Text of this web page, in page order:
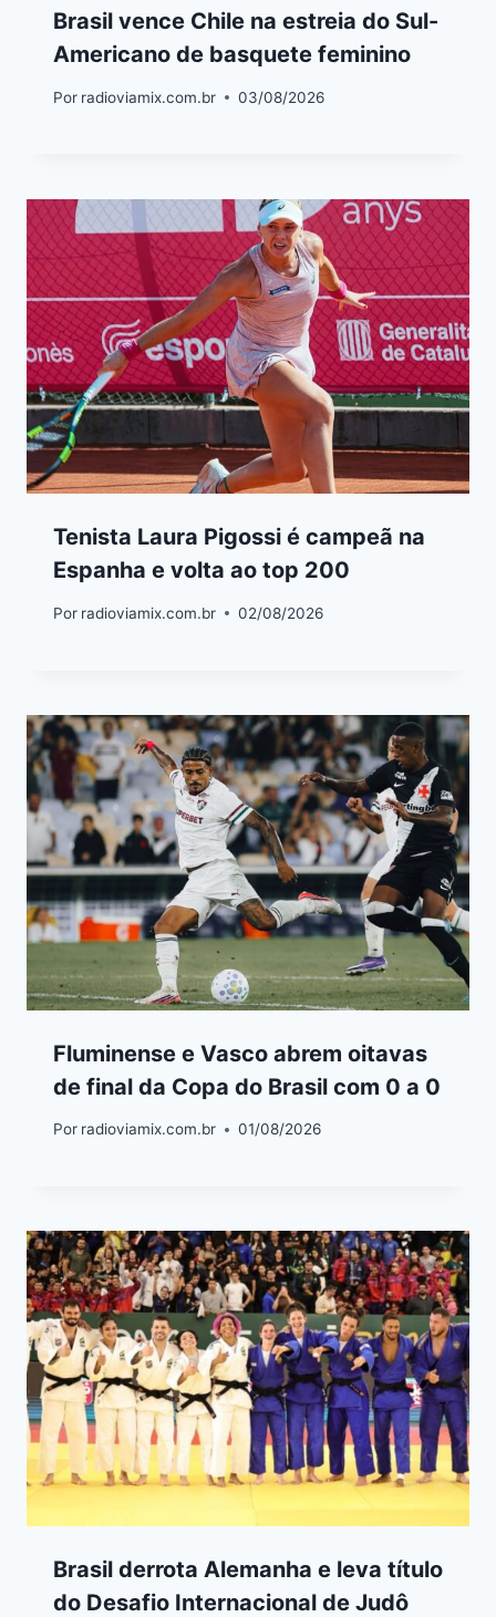
Brasil vence Chile na estreia do Sul-
Americano de basquete feminino
Por radioviamix.com.br 03/08/2026
Tenista Laura Pigossi é campeã na
Espanha e volta ao top 200
Por radioviamix.com.br 02/08/2026
Fluminense e Vasco abrem oitavas
de final da Copa do Brasil com 0 a 0
Por radioviamix.com.br 01/08/2026
Brasil derrota Alemanha e leva título
do Desafio Internacional de Judô